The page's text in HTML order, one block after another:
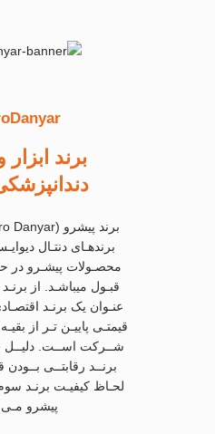
برند
برندهـای دنتـال
محصـولات پیشـرو در
قبـول میباشـد. از
عنـوان یک برنـد
قیمتـی پاییـن تـر از
شــرکت اســت. دلیــل
برنــد رقابتــی
لحـاظ کیفیـت برنـد
پیشرو مـی